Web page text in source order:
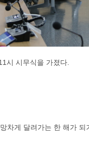
시 시무식을 가졌다
차게 달려가는 한 해가 되